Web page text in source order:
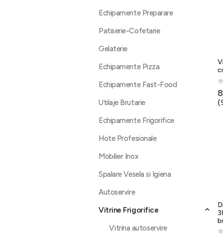
(
Echipamente Preparare
Patiserie-Cofetarie
Gelaterie
Echipamente Pizza
Echipamente Fast-Food
Utilaje Brutarie
Echipamente Frigorifice
Hote Profesionale
Mobilier Inox
Spalare Vesela si Igiena
Autoservire
Vitrine Frigorifice
Vitrina autoservire